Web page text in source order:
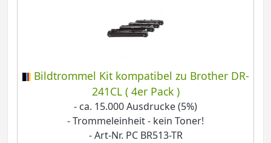
Bildtrommel Kit kompatibel zu Brother DR-
241CL ( 4er Pack )
- ca. 15.000 Ausdrucke (5%)
- Trommeleinheit - kein Toner!
- Art-Nr. PC BR513-TR